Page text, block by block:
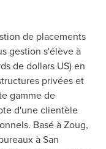
de placements
gestion s'élève à
de dollars US) en
privées et
gamme de
d'une clientèle
Basé à Zoug,
àSan